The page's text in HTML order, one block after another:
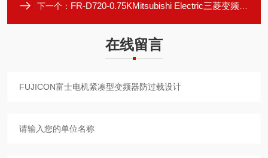
下一个： FR-D720-0.75KMitsubishi Electric三菱变频器高效节能
在线留言